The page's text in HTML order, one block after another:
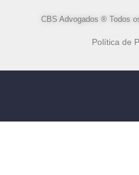
CBS Advogados ® Todos
Política de